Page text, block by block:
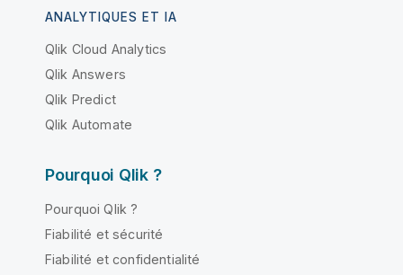
ANALYTIQUES ET IA
Qlik Cloud Analytics
Qlik Answers
Qlik Predict
Qlik Automate
Pourquoi Qlik ?
Pourquoi Qlik ?
Fiabilité et sécurité
Fiabilité et confidentialité